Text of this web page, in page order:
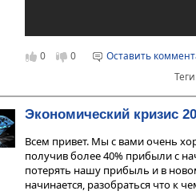
0 0
Оставить
Экономический кризис
Всем привет. Мы с вами очень
получив более 40% прибыли с
потерять нашу прибыль и в
начинается, разобраться что к